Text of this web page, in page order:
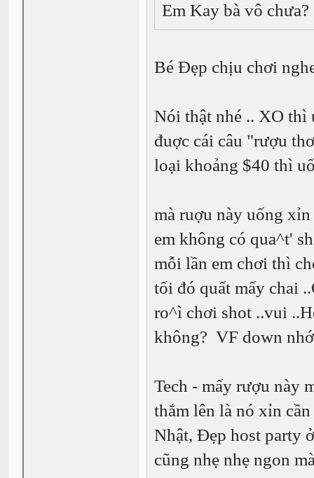
Em Kay bà vô chưa?
Bé Đẹp chịu chơi
Nói thật nhé .. XO thì
đuợc cái câu "rượu
loại khoảng $40 thì
mà ruợu này uống
em không có qua^t'
mỗi lần em chơi thì
tối đó quất mấy chai
ro^ì chơi shot ..vui
không? VF down
Tech - mấy rượu này
thắm lên là nó xỉn
Nhật, Đẹp host party
cũng nhẹ nhẹ ngon